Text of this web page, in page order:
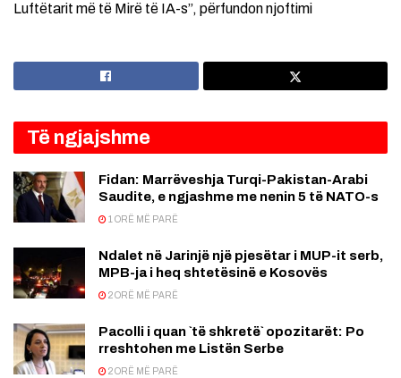
Luftëtarit më të Mirë të IA-s”, përfundon njoftimi
Të ngjajshme
Fidan: Marrëveshja Turqi-Pakistan-Arabi
Saudite, e ngjashme me nenin 5 të NATO-s
1 ORË MË PARË
Ndalet në Jarinjë një pjesëtar i MUP-it serb,
MPB-ja i heq shtetësinë e Kosovës
2 ORË MË PARË
Pacolli i quan `të shkretë` opozitarët: Po
rreshtohen me Listën Serbe
2 ORË MË PARË